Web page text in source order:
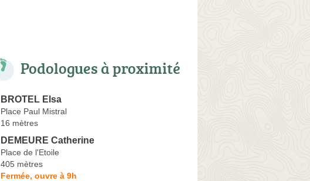
Podologues à proximité
BROTEL Elsa
Place Paul Mistral
16 mètres
DEMEURE Catherine
Place de l'Etoile
405 mètres
Fermée, ouvre à 9h